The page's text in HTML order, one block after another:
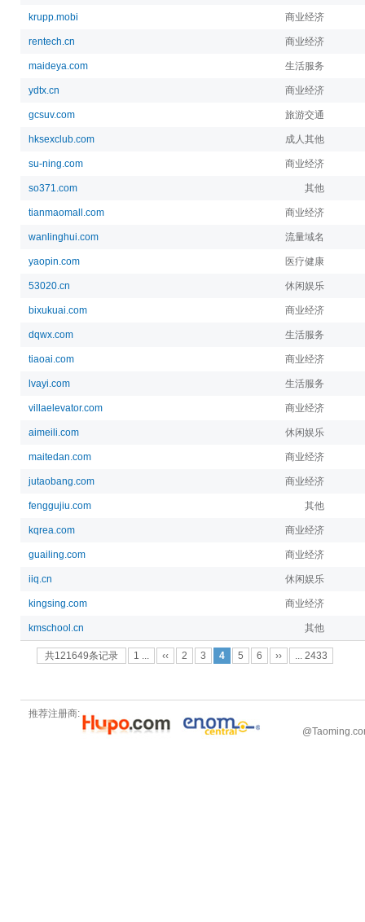
krupp.mobi 商业经济
rentech.cn 商业经济
maideya.com 生活服务
ydtx.cn 商业经济
gcsuv.com 旅游交通
hksexclub.com 成人其他
su-ning.com 商业经济
so371.com 其他
tianmaomall.com 商业经济
wanlinghui.com 流量域名
yaopin.com 医疗健康
53020.cn 休闲娱乐
bixukuai.com 商业经济
dqwx.com 生活服务
tiaoai.com 商业经济
lvayi.com 生活服务
villaelevator.com 商业经济
aimeili.com 休闲娱乐
maitedan.com 商业经济
jutaobang.com 商业经济
fenggujiu.com 其他
kqrea.com 商业经济
guailing.com 商业经济
iiq.cn 休闲娱乐
kingsing.com 商业经济
kmschool.cn 其他
共121649条记录 1 ... ‹‹ 2 3 4 5 6 ›› ... 2433
推荐注册商:
@